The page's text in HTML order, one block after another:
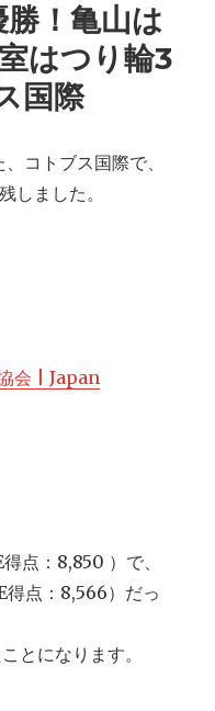
！亀山は
はつり輪3
国際
コトブス国際で、
しました。
会 | Japan
点：8,850 ）で、
得点：8,566）だっ
とになります。